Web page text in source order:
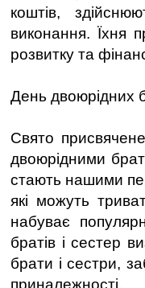
коштів,
виконання. Їхня
розвитку та
День двоюрідних
Свято
двоюрідними
стають нашими
які можуть
набуває
братів і сестер
брати і сестри,
приналежності.